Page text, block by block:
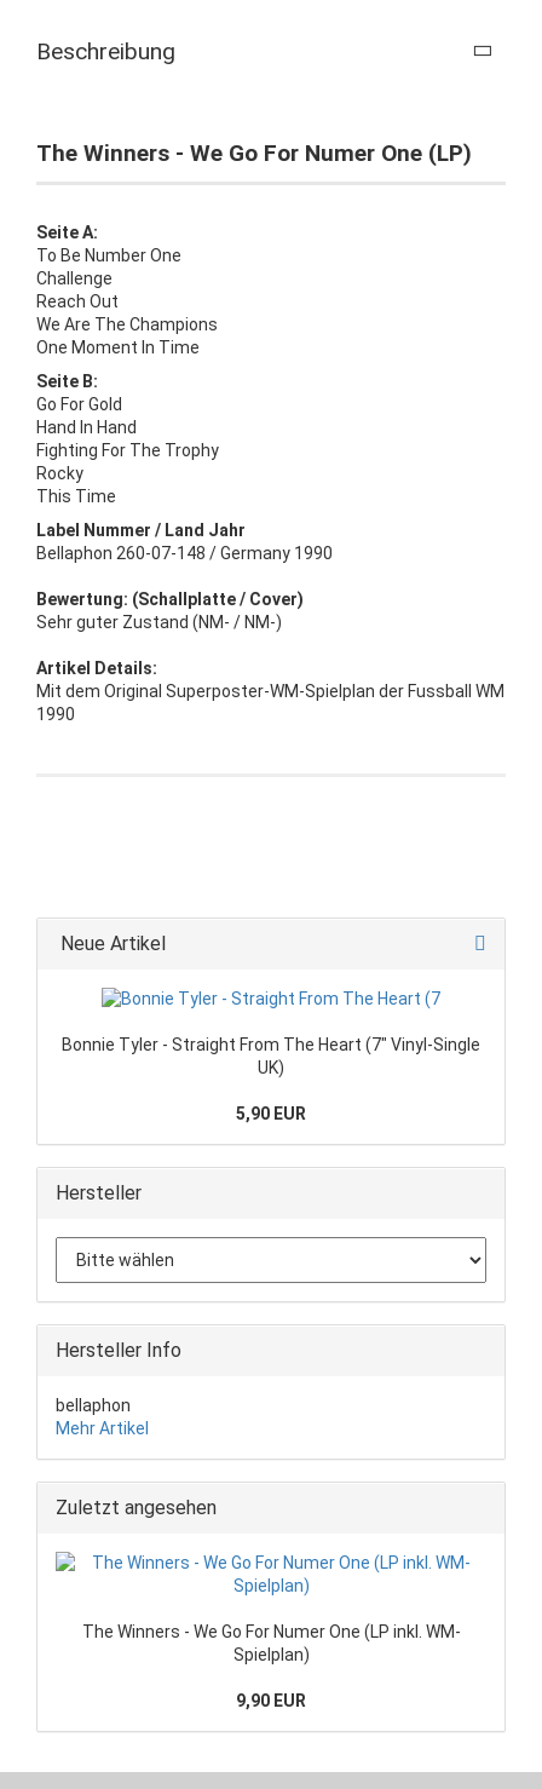
Beschreibung
The Winners - We Go For Numer One (LP)
Seite A:
To Be Number One
Challenge
Reach Out
We Are The Champions
One Moment In Time
Seite B:
Go For Gold
Hand In Hand
Fighting For The Trophy
Rocky
This Time
Label Nummer / Land Jahr
Bellaphon 260-07-148 / Germany 1990
Bewertung: (Schallplatte / Cover)
Sehr guter Zustand (NM- / NM-)
Artikel Details:
Mit dem Original Superposter-WM-Spielplan der Fussball WM
1990
Neue Artikel
Bonnie Tyler - Straight From The Heart (7" Vinyl-Single
UK)
5,90 EUR
Hersteller
Hersteller Info
bellaphon
Mehr Artikel
Zuletzt angesehen
The Winners - We Go For Numer One (LP inkl. WM-
Spielplan)
9,90 EUR